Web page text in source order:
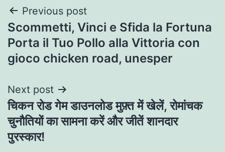
Post
navigation
Previous post
Scommetti, Vinci e Sfida la Fortuna
Porta il Tuo Pollo alla Vittoria con
gioco chicken road, unesper
Next post
चिकन रोड गेम डाउनलोड मुफ़्त में खेलें, रोमांचक
चुनौतियों का सामना करें और जीतें शानदार
पुरस्कार!